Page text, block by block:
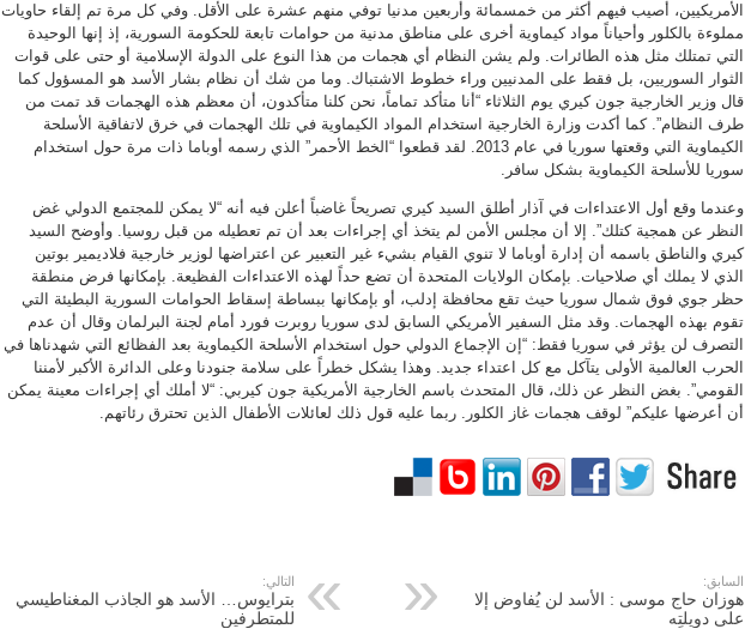
الأمريكيين، أصيب فيهم أكثر من خمسمائة وأربعين مدنيا توفي منهم عشرة على الأقل. وفي كل مرة تم إلقاء حاويات
مملوءة بالكلور وأحياناً مواد كيماوية أخرى على مناطق مدنية من حوامات تابعة للحكومة السورية، إذ إنها الوحيدة
التي تمتلك مثل هذه الطائرات. ولم يشن النظام أي هجمات من هذا النوع على الدولة الإسلامية أو حتى على قوات
الثوار السوريين، بل فقط على المدنيين وراء خطوط الاشتباك. وما من شك أن نظام بشار الأسد هو المسؤول كما
قال وزير الخارجية جون كيري يوم الثلاثاء “أنا متأكد تماماً، نحن كلنا متأكدون، أن معظم هذه الهجمات قد تمت من
طرف النظام”. كما أكدت وزارة الخارجية استخدام المواد الكيماوية في تلك الهجمات في خرق لاتفاقية الأسلحة
الكيماوية التي وقعتها سوريا في عام 2013. لقد قطعوا “الخط الأحمر” الذي رسمه أوباما ذات مرة حول استخدام
سوريا للأسلحة الكيماوية بشكل سافر.
وعندما وقع أول الاعتداءات في آذار أطلق السيد كيري تصريحاً غاضباً أعلن فيه أنه “لا يمكن للمجتمع الدولي غض
النظر عن همجية كتلك”. إلا أن مجلس الأمن لم يتخذ أي إجراءات بعد أن تم تعطيله من قبل روسيا. وأوضح السيد
كيري والناطق باسمه أن إدارة أوباما لا تنوي القيام بشيء غير التعبير عن اعتراضها لوزير خارجية فلاديمير بوتين
الذي لا يملك أي صلاحيات. بإمكان الولايات المتحدة أن تضع حداً لهذه الاعتداءات الفظيعة. بإمكانها فرض منطقة
حظر جوي فوق شمال سوريا حيث تقع محافظة إدلب، أو بإمكانها ببساطة إسقاط الحوامات السورية البطيئة التي
تقوم بهذه الهجمات. وقد مثل السفير الأمريكي السابق لدى سوريا روبرت فورد أمام لجنة البرلمان وقال أن عدم
التصرف لن يؤثر في سوريا فقط: “إن الإجماع الدولي حول استخدام الأسلحة الكيماوية بعد الفظائع التي شهدناها في
الحرب العالمية الأولى يتآكل مع كل اعتداء جديد. وهذا يشكل خطراً على سلامة جنودنا وعلى الدائرة الأكبر لأمننا
القومي”. بغض النظر عن ذلك، قال المتحدث باسم الخارجية الأمريكية جون كيربي: “لا أملك أي إجراءات معينة يمكن
أن أعرضها عليكم” لوقف هجمات غاز الكلور. ربما عليه قول ذلك لعائلات الأطفال الذين تحترق رئاتهم.
السابق:
هوزان حاج موسى : الأسد لن يُفاوض إلا
على دويلتِه
التالي:
بترايوس… الأسد هو الجاذب المغناطيسي
للمتطرفين